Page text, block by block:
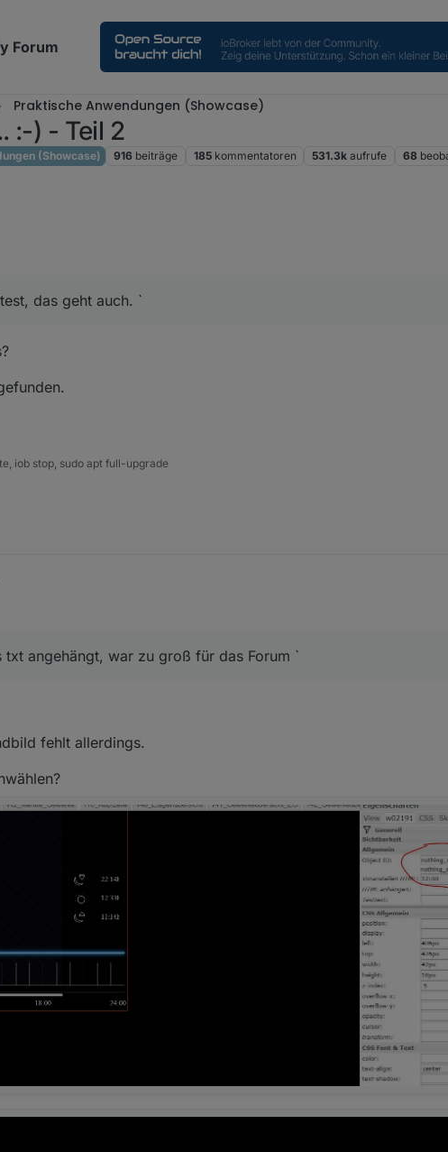
Forum
Praktische Anwendungen (Showcase)
:-) - Teil 2
(Showcase) 916 beiträge 185 kommentatoren 531.3k aufrufe 68
das geht auch. `
iob stop, sudo apt full-upgrade
txt angehängt, war zu groß für das Forum `
fehlt allerdings.